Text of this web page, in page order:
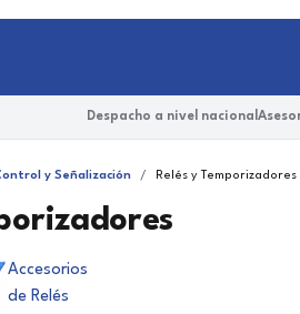
Despacho a nivel nacional
y Señalización Relés y Temporizadores
Accesorios
de Relés